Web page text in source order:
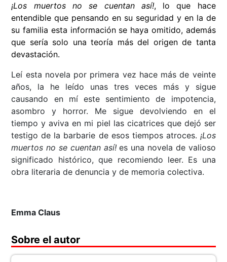
¡Los muertos no se cuentan así!, lo que hace
entendible que pensando en su seguridad y en la de
su familia esta información se haya omitido, además
que sería solo una teoría más del origen de tanta
devastación.
Leí esta novela por primera vez hace más de veinte
años, la he leído unas tres veces más y sigue
causando en mí este sentimiento de impotencia,
asombro y horror. Me sigue devolviendo en el
tiempo y aviva en mi piel las cicatrices que dejó ser
testigo de la barbarie de esos tiempos atroces. ¡Los
muertos no se cuentan así!es una novela de valioso
significado histórico, que recomiendo leer. Es una
obra literaria de denuncia y de memoria colectiva.
Emma Claus
Sobre el autor